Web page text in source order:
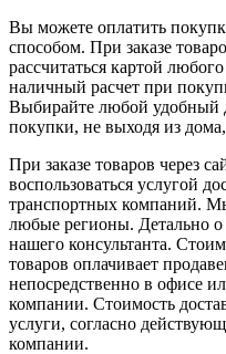
Вы можете оплатить
способом. При заказе
рассчитаться картой
наличный расчет при
Выбирайте любой удобный
покупки, не выходя из
При заказе товаров через
воспользоваться услугой
транспортных компаний.
любые регионы. Детально о
нашего консультанта.
товаров оплачивает
непосредственно в офисе
компании. Стоимость
услуги, согласно
компании.